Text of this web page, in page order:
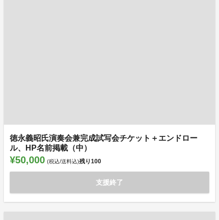
徳永義昭氏演奏会兼完成試写会チケット＋エンドロー
ル、HP名前掲載（中）
¥50,000 (税込/送料込)残り100
支援終了